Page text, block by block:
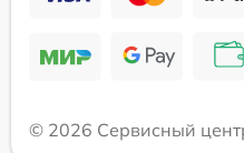
© 2026 Сервисный